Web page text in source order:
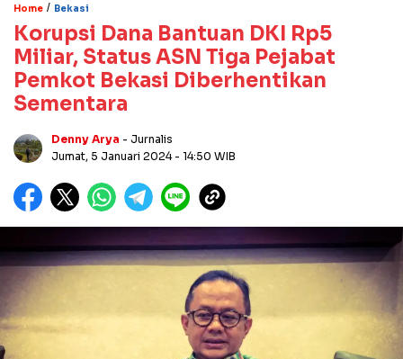
Home / Bekasi
Korupsi Dana Bantuan DKI Rp5
Miliar, Status ASN Tiga Pejabat
Pemkot Bekasi Diberhentikan
Sementara
Denny Arya - Jurnalis
Jumat, 5 Januari 2024 - 14:50 WIB